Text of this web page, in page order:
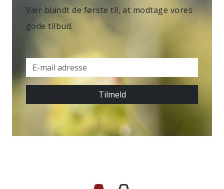
Vær blandt de første til, at modtage vores
gode tilbud.
Tilmeld